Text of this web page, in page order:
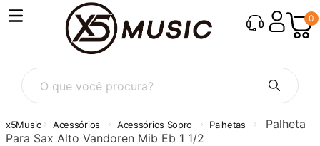
0
O que você procura?
Acessórios Acessórios Sopro Palhetas
Palheta
Para Sax Alto Vandoren Mib Eb 1 1/2